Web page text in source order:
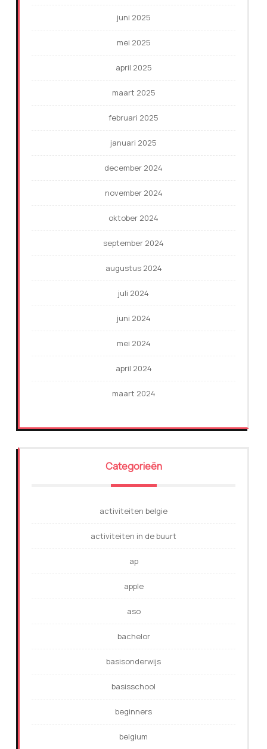
juni 2025
mei 2025
april 2025
maart 2025
februari 2025
januari 2025
december 2024
november 2024
oktober 2024
september 2024
augustus 2024
juli 2024
juni 2024
mei 2024
april 2024
maart 2024
Categorieën
activiteiten belgie
activiteiten in de buurt
ap
apple
aso
bachelor
basisonderwijs
basisschool
beginners
belgium